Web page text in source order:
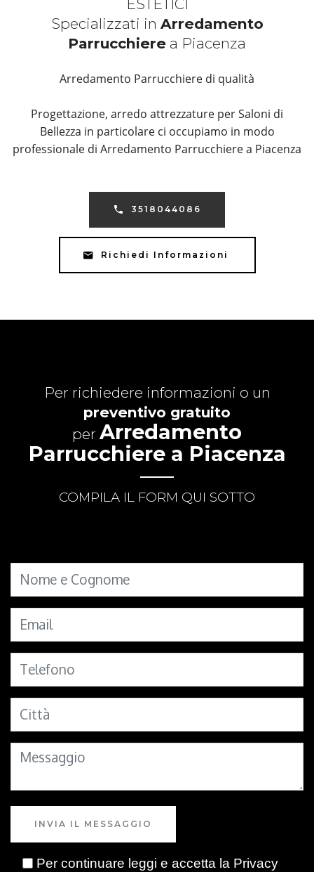
ESTETICI
Specializzati in Arredamento
Parrucchiere a Piacenza
Arredamento Parrucchiere di qualità
Progettazione, arredo attrezzature per Saloni di
Bellezza in particolare ci occupiamo in modo
professionale di Arredamento Parrucchiere a Piacenza
3518044086
Richiedi Informazioni
Per richiedere informazioni o un
preventivo gratuito
per Arredamento
Parrucchiere a Piacenza
COMPILA IL FORM QUI SOTTO
INVIA IL MESSAGGIO
Per continuare leggi e accetta la Privacy